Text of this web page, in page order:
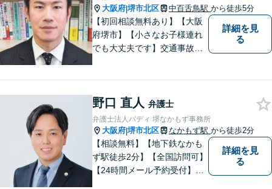
大阪府|堺市北区 中百舌鳥駅 から徒歩5分
【初回相談無料あり】【大阪
府堺市】【小さなお子様連れ
でも大丈夫です】交通事故、
詳細を見
る
野口 直人 弁護士
弁護士法人バディ 堺なかもず事務所
大阪府|堺市北区 なかもず駅 から徒歩2分
【相談無料】【地下鉄なかも
ず駅徒歩2分】【全国訪問可】
【24時間メール予約受付】
詳細を見
る